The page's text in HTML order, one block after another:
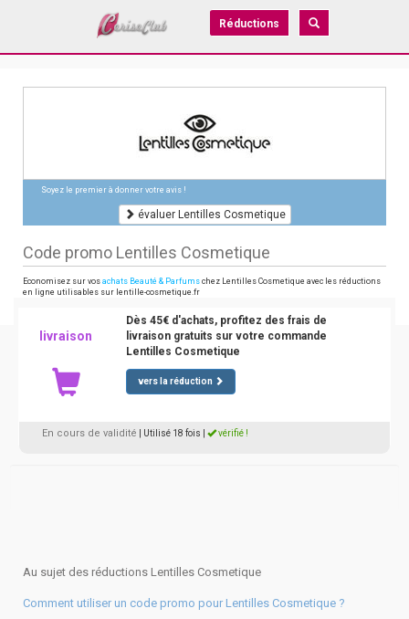
Réductions
Soyez le premier à donner votre avis !
évaluer Lentilles Cosmetique
Code promo Lentilles Cosmetique
Economisez sur vos achats Beauté & Parfums chez Lentilles Cosmetique avec les réductions
en ligne utilisables sur lentille-cosmetique.fr
livraison
Dès 45€ d'achats, profitez des frais de
livraison gratuits sur votre commande
Lentilles Cosmetique
vers la réduction
En cours de validité | Utilisé 18 fois vérifié !
Au sujet des réductions Lentilles Cosmetique
Comment utiliser un code promo pour Lentilles Cosmetique ?